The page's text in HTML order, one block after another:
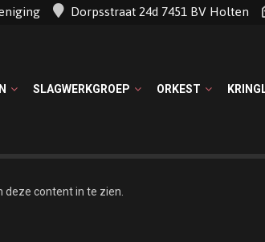
Dorpsstraat 24d 7451 BV Holten
SLAGWERKGROEP ORKEST
deze content in te zien.